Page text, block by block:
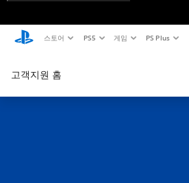
스토어 PS5 게임 PS Plus
고객지원 홈